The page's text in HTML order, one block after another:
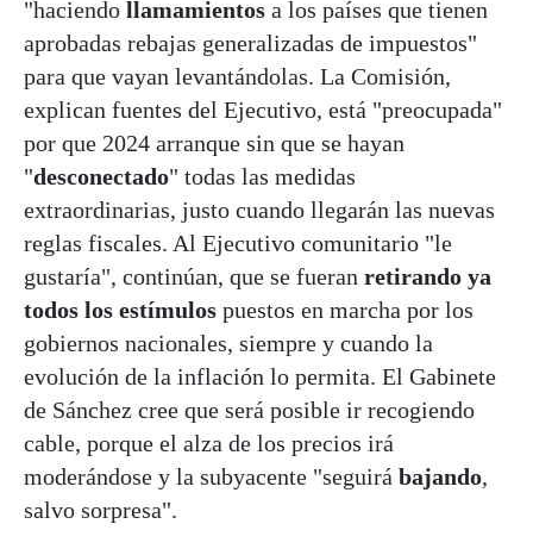
"haciendo llamamientos a los países que tienen
aprobadas rebajas generalizadas de impuestos"
para que vayan levantándolas. La Comisión,
explican fuentes del Ejecutivo, está "preocupada"
por que 2024 arranque sin que se hayan
"desconectado" todas las medidas
extraordinarias, justo cuando llegarán las nuevas
reglas fiscales. Al Ejecutivo comunitario "le
gustaría", continúan, que se fueran retirando ya
todos los estímulos puestos en marcha por los
gobiernos nacionales, siempre y cuando la
evolución de la inflación lo permita. El Gabinete
de Sánchez cree que será posible ir recogiendo
cable, porque el alza de los precios irá
moderándose y la subyacente "seguirá bajando,
salvo sorpresa".